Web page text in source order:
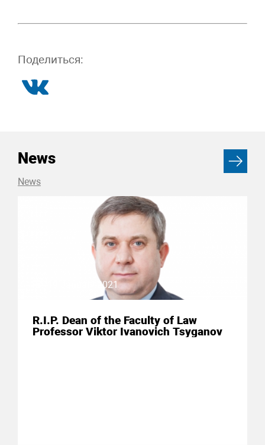
Поделиться:
News
News
19 January 2021
R.I.P. Dean of the Faculty of Law
Professor Viktor Ivanovich Tsyganov